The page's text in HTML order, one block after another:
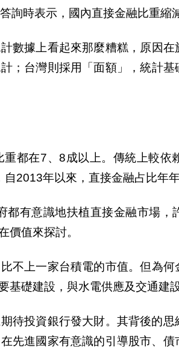
詢時表示，國內直接金融比重縮
數據上看起來那麼糟糕 ，原因
計；台灣則採用「面額」，統計
都在7、8成以上。傳統上較依
2013年以來，直接金融占比年
有意識地扶植直接金融市場，
價值來探討。
不上一家台積電的市值。但為何
礎建設，與水電供應及交通建
待投資銀行發大財。其背後的
先進國家有意識的引導股市、債